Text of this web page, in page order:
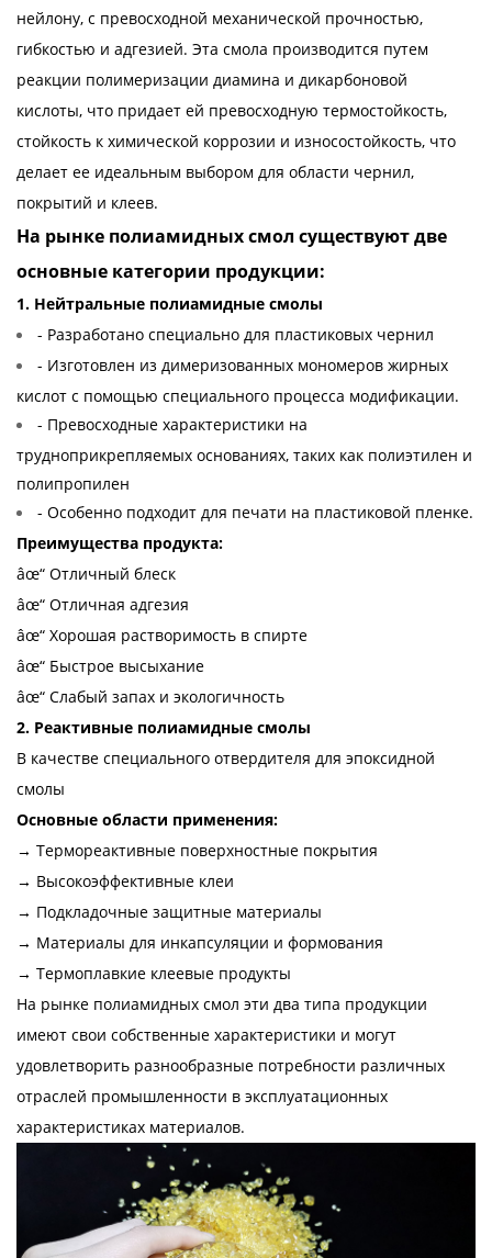
нейлону, с превосходной механической прочностью,
гибкостью и адгезией. Эта смола производится путем
реакции полимеризации диамина и дикарбоновой
кислоты, что придает ей превосходную термостойкость,
стойкость к химической коррозии и износостойкость, что
делает ее идеальным выбором для области чернил,
покрытий и клеев.
На рынке полиамидных смол существуют две
основные категории продукции:
1. Нейтральные полиамидные смолы
- Разработано специально для пластиковых чернил
- Изготовлен из димеризованных мономеров жирных
кислот с помощью специального процесса модификации.
- Превосходные характеристики на
трудноприкрепляемых основаниях, таких как полиэтилен и
полипропилен
- Особенно подходит для печати на пластиковой пленке.
Преимущества продукта:
âœ“ Отличный блеск
âœ“ Отличная адгезия
âœ“ Хорошая растворимость в спирте
âœ“ Быстрое высыхание
âœ“ Слабый запах и экологичность
2. Реактивные полиамидные смолы
В качестве специального отвердителя для эпоксидной
смолы
Основные области применения:
→ Термореактивные поверхностные покрытия
→ Высокоэффективные клеи
→ Подкладочные защитные материалы
→ Материалы для инкапсуляции и формования
→ Термоплавкие клеевые продукты
На рынке полиамидных смол эти два типа продукции
имеют свои собственные характеристики и могут
удовлетворить разнообразные потребности различных
отраслей промышленности в эксплуатационных
характеристиках материалов.